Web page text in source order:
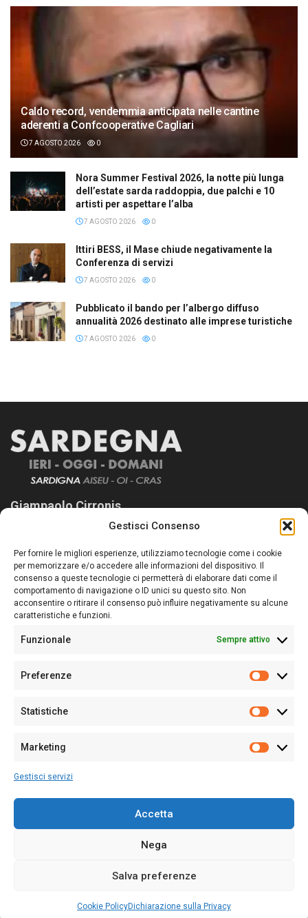
Gestisci Consenso
Per fornire le migliori esperienze, utilizziamo tecnologie come i cookie
per memorizzare e/o accedere alle informazioni del dispositivo. Il
consenso a queste tecnologie ci permetterà di elaborare dati come il
comportamento di navigazione o ID unici su questo sito. Non
acconsentire o ritirare il consenso può influire negativamente su alcune
caratteristiche e funzioni.
Funzionale Sempre attivo
Preferenze
Statistiche
Marketing
Gestisci servizi
Accetta
Nega
Salva preferenze
Cookie PolicyDichiarazione sulla Privacy
Caldo record, vendemmia anticipata nelle cantine
aderenti a Confcooperative Cagliari
7 AGOSTO 2026 0
Nora Summer Festival 2026, la notte più lunga
dell’estate sarda raddoppia, due palchi e 10
artisti per aspettare l’alba
7 AGOSTO 2026 0
Ittiri BESS, il Mase chiude negativamente la
Conferenza di servizi
7 AGOSTO 2026 0
Pubblicato il bando per l’albergo diffuso
annualità 2026 destinato alle imprese turistiche
7 AGOSTO 2026 0
Giampaolo Cirronis
Sardegna Ieri-Oggi-Domani nasce per informare “liberamente” i
lettori su quanto accade in Sardegna, con un occhio rivolto al
nostro passato e, soprattutto, al nostro futuro
Follow Us
Sede:Via Cristoforo Colombo 09013 Carbonia
Partita IVA02270380922
128/2020 del 10/02/2020
Per la Pubblicità:
Sardegna Ieri-Oggi-Domani- Tutti i diritti sono riservati -